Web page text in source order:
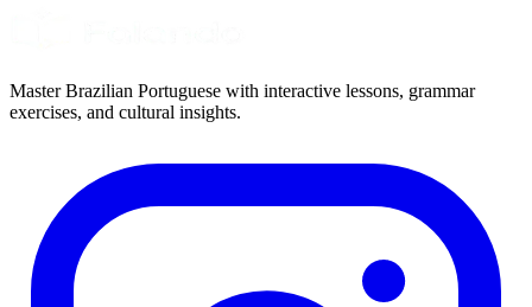
Master Brazilian Portuguese with interactive lessons, grammar
exercises, and cultural insights.